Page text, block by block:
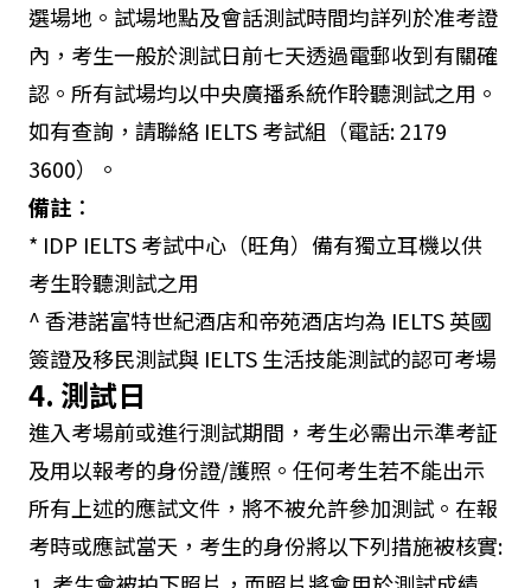
香港諾富
特世紀酒
店^
灣仔謝斐道 238 號[位置]
帝苑酒店
^
選場地。試場地點及會話測試時間均詳列於准考證
內，考生一般於測試日前七天透過電郵收到有關確
認。所有試場均以中央廣播系統作聆聽測試之用。
如有查詢，請聯絡 IELTS 考試組（電話: 2179
3600）。
備註 ：
* IDP IELTS 考試中心（旺角）備有獨立耳機以供
考生聆聽測試之用
^ 香港諾富特世紀酒店和帝苑酒店均為 IELTS 英國
簽證及移民測試與 IELTS 生活技能測試的認可考場
4. 測試日
進入考場前或進行測試期間，考生必需出示準考証
及用以報考的身份證/護照。任何考生若不能出示
所有上述的應試文件，將不被允許參加測試。在報
考時或應試當天，考生的身份將以下列措施被核實: